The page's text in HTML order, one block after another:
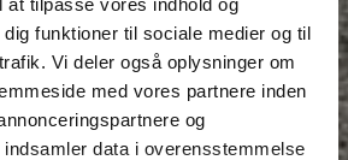
funktioner til sociale medier og til
Vi deler også oplysninger om
med vores partnere inden
og
data i overensstemmelse